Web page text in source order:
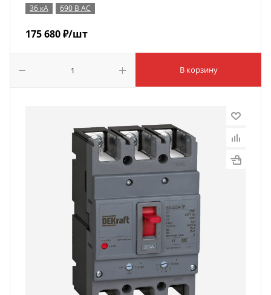
36 кА
690 В AC
175 680₽/шт
В корзину